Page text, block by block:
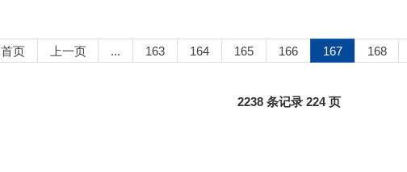
首页 上一页 ... 163 164 165 166 167 168
2238 条记录 224 页